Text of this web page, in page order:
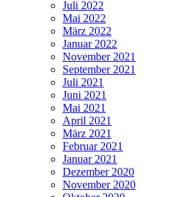
Juli 2022
Mai 2022
März 2022
Januar 2022
November 2021
September 2021
Juli 2021
Juni 2021
Mai 2021
April 2021
März 2021
Februar 2021
Januar 2021
Dezember 2020
November 2020